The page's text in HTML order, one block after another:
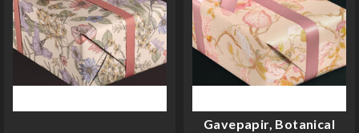
Gavepapir, Botanical